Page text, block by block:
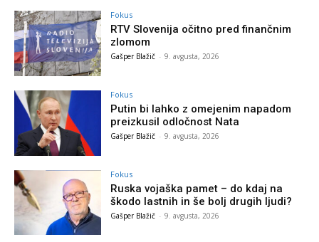
Fokus
RTV Slovenija očitno pred finančnim
zlomom
Gašper Blažič - 9. avgusta, 2026
Fokus
Putin bi lahko z omejenim napadom
preizkusil odločnost Nata
Gašper Blažič - 9. avgusta, 2026
Fokus
Ruska vojaška pamet – do kdaj na
škodo lastnih in še bolj drugih ljudi?
Gašper Blažič - 9. avgusta, 2026